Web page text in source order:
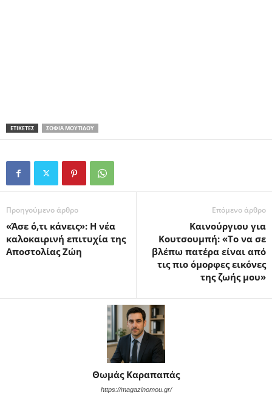
ΕΤΙΚΕΤΕΣ ΣΟΦΊΑ ΜΟΥΤΊΔΟΥ
Προηγούμενο άρθρο
«Άσε ό,τι κάνεις»: Η νέα
καλοκαιρινή επιτυχία της
Αποστολίας Ζώη
Επόμενο άρθρο
Καινούργιου για
Κουτσουμπή: «Το να σε
βλέπω πατέρα είναι από
τις πιο όμορφες εικόνες
της ζωής μου»
Θωμάς Καραπαπάς
https://magazinomou.gr/